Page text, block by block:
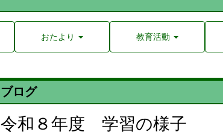
おたより 教育活動
ブログ
令和８年度 学習の様子